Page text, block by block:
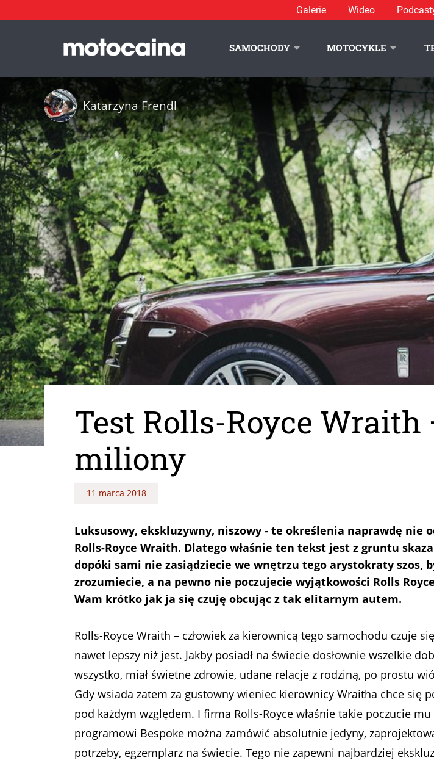
Galerie Wideo
SAMOCHODY MOTOCYKLE
Katarzyna Frendl
Test Rolls-Royce
miliony
11 marca 2018
Luksusowy, ekskluzywny, niszowy - te określenia naprawdę nie
Rolls-Royce Wraith. Dlatego właśnie ten tekst jest z gruntu
dopóki sami nie zasiądziecie we wnętrzu tego arystokraty szos,
zrozumiecie, a na pewno nie poczujecie wyjątkowości Rolls
Wam krótko jak ja się czuję obcując z tak elitarnym autem.
Rolls-Royce Wraith – człowiek za kierownicą tego samochodu czuje
nawet lepszy niż jest. Jakby posiadł na świecie dosłownie wszelkie
wszystko, miał świetne zdrowie, udane relacje z rodziną, po prostu
Gdy wsiada zatem za gustowny wieniec kierownicy Wraitha chce się
pod każdym względem. I firma Rolls-Royce właśnie takie poczucie
programowi Bespoke można zamówić absolutnie jedyny,
potrzeby, egzemplarz na świecie. Tego nie zapewni najbardziej